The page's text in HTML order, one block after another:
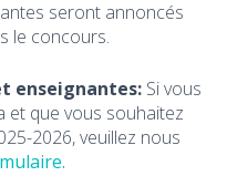
seront annoncés
le concours.
enseignantes: Si vous
et que vous souhaitez
2026, veuillez nous